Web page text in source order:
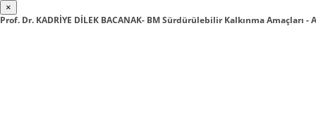
×
Prof. Dr. KADRİYE DİLEK BACANAK- BM Sürdürülebilir Kalkınma Amaçları -